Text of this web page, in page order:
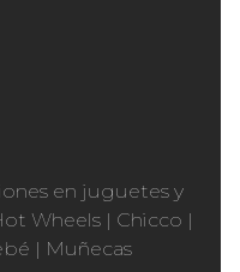
en juguetes y
Wheels | Chicco |
| Muñecas